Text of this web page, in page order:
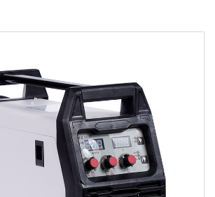
Parâmetros:
230V Dois tipos de tensão de
Identificar e controlar
automaticamente. ...
CONSULTE MAIS INFORMAÇÃO